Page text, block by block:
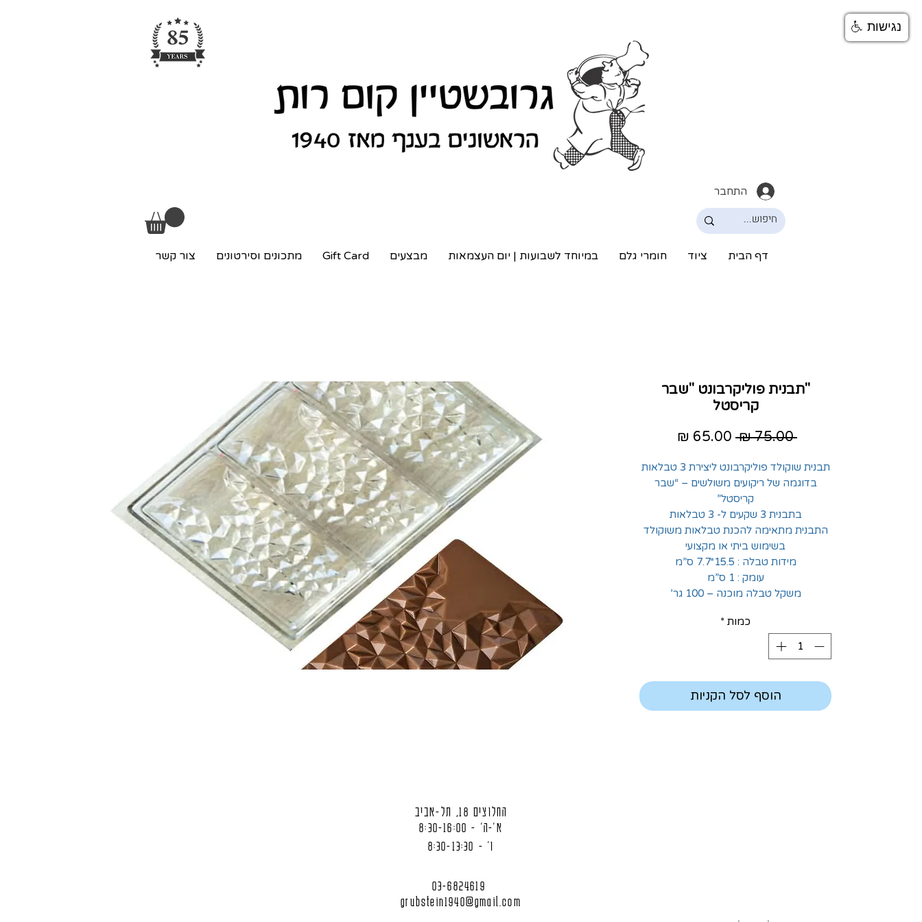
התחבר
דף הבית ציוד חומרי גלם במיוחד לשבועות | יום העצמאות מבצעים Gift Card מתכונים וסירטונים צור קשר
"תבנית פוליקרבונט "שבר
קריסטל
‏75.00 ‏₪
מחיר
תבנית שוקולד פוליקרבונט ליצירת 3 טבלאות
בדוגמה של ריקועים משולשים – “שבר
קריסטל”
בתבנית 3 שקעים ל- 3 טבלאות
התבנית מתאימה להכנת טבלאות משוקולד
בשימוש ביתי או מקצועי
מידות טבלה : 15.5*7.7 ס”מ
עומק : 1 ס”מ
משקל טבלה מוכנה – 100 גר’
כמות *
הוסף לסל הקניות
החלוצים 18, תל-אביב
א'-ה' - 8:30-16:00
ו' - 8:30-13:30
03-6824619
grubstein1940@gmail.com
נגישות